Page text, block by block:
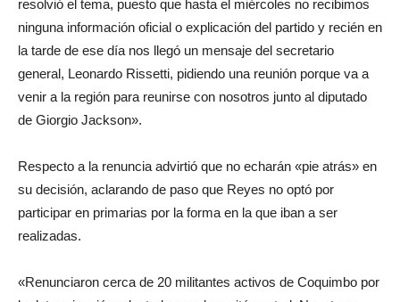
resolvió el tema, puesto que hasta el miércoles no recibimos
ninguna información oficial o explicación del partido y recién en
la tarde de ese día nos llegó un mensaje del secretario
general, Leonardo Rissetti, pidiendo una reunión porque va a
venir a la región para reunirse con nosotros junto al diputado
de Giorgio Jackson».
Respecto a la renuncia advirtió que no echarán «pie atrás» en
su decisión, aclarando de paso que Reyes no optó por
participar en primarias por la forma en la que iban a ser
realizadas.
«Renunciaron cerca de 20 militantes activos de Coquimbo por